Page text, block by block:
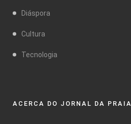
Diáspora
Cultura
Tecnologia
ACERCA DO JORNAL DA PRAIA